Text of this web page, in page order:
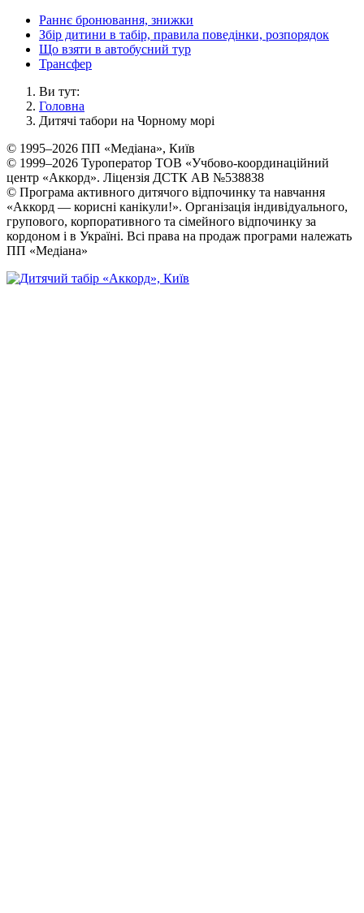
Раннє бронювання, знижки
Збір дитини в табір, правила поведінки, розпорядок
Що взяти в автобусний тур
Трансфер
Ви тут:
Головна
Дитячі табори на Чорному морі
© 1995–2026 ПП «Медіана», Київ
© 1999–2026 Туроператор ТОВ «Учбово-координаційний
центр «Аккорд». Ліцензія ДСТК АВ №538838
© Програма активного дитячого відпочинку та навчання
«Аккорд — корисні канікули!». Організація індивідуального,
групового, корпоративного та сімейного відпочинку за
кордоном і в Україні. Всі права на продаж програми належать
ПП «Медіана»